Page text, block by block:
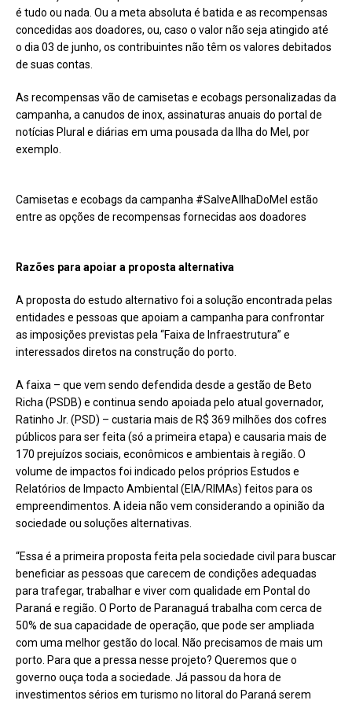
é tudo ou nada. Ou a meta absoluta é batida e as recompensas
concedidas aos doadores, ou, caso o valor não seja atingido até
o dia 03 de junho, os contribuintes não têm os valores debitados
de suas contas.
As recompensas vão de camisetas e ecobags personalizadas da
campanha, a canudos de inox, assinaturas anuais do portal de
notícias Plural e diárias em uma pousada da Ilha do Mel, por
exemplo.
Camisetas e ecobags da campanha #SalveAIlhaDoMel estão
entre as opções de recompensas fornecidas aos doadores
Razões para apoiar a proposta alternativa
A proposta do estudo alternativo foi a solução encontrada pelas
entidades e pessoas que apoiam a campanha para confrontar
as imposições previstas pela “Faixa de Infraestrutura” e
interessados diretos na construção do porto.
A faixa – que vem sendo defendida desde a gestão de Beto
Richa (PSDB) e continua sendo apoiada pelo atual governador,
Ratinho Jr. (PSD) – custaria mais de R$ 369 milhões dos cofres
públicos para ser feita (só a primeira etapa) e causaria mais de
170 prejuízos sociais, econômicos e ambientais à região. O
volume de impactos foi indicado pelos próprios Estudos e
Relatórios de Impacto Ambiental (EIA/RIMAs) feitos para os
empreendimentos. A ideia não vem considerando a opinião da
sociedade ou soluções alternativas.
“Essa é a primeira proposta feita pela sociedade civil para buscar
beneficiar as pessoas que carecem de condições adequadas
para trafegar, trabalhar e viver com qualidade em Pontal do
Paraná e região. O Porto de Paranaguá trabalha com cerca de
50% de sua capacidade de operação, que pode ser ampliada
com uma melhor gestão do local. Não precisamos de mais um
porto. Para que a pressa nesse projeto? Queremos que o
governo ouça toda a sociedade. Já passou da hora de
investimentos sérios em turismo no litoral do Paraná serem